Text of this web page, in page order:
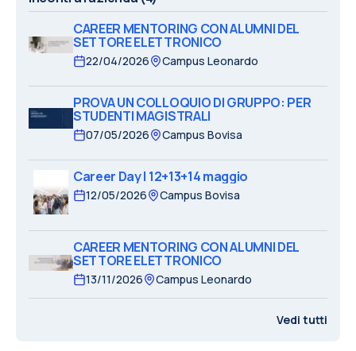
CAREER MENTORING CON ALUMNI DEL
SETTORE ELETTRONICO
22/04/2026 Campus Leonardo
PROVA UN COLLOQUIO DI GRUPPO: PER
STUDENTI MAGISTRALI
07/05/2026 Campus Bovisa
Career Day | 12+13+14 maggio
12/05/2026 Campus Bovisa
CAREER MENTORING CON ALUMNI DEL
SETTORE ELETTRONICO
13/11/2026 Campus Leonardo
Vedi tutti